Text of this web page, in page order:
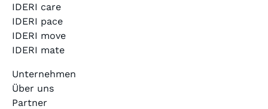
IDERI care
IDERI pace
IDERI move
IDERI mate
Unternehmen
Über uns
Partner